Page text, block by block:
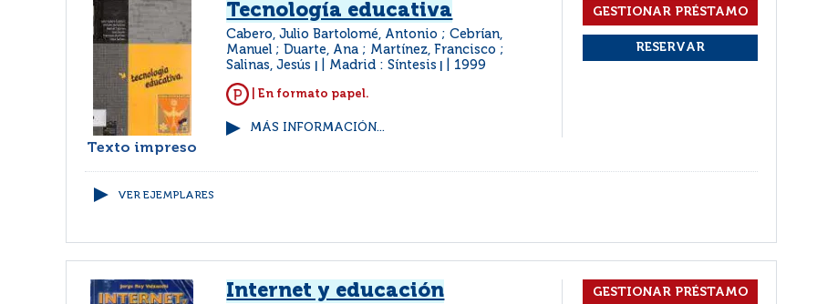
Texto impreso
Tecnología educativa
Cabero, Julio Bartolomé, Antonio ; Cebrían,
Manuel ; Duarte, Ana ; Martínez, Francisco ;
Salinas, Jesús
Madrid : Síntesis 1999
| En formato papel.
MÁS INFORMACIÓN...
VER EJEMPLARES
Internet y educación